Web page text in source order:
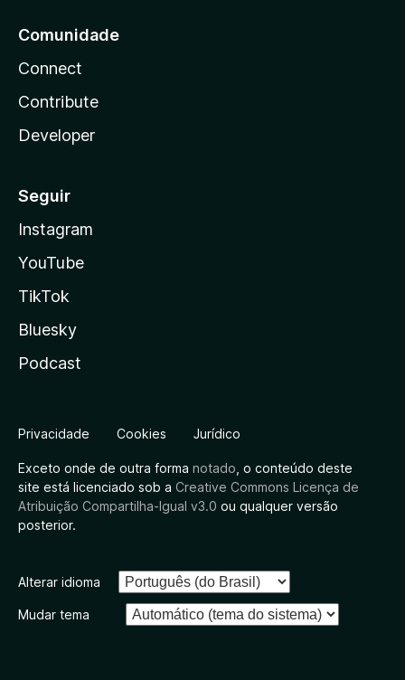
Comunidade
Connect
Contribute
Developer
Seguir
Instagram
YouTube
TikTok
Bluesky
Podcast
Privacidade Cookies Jurídico
Exceto onde de outra forma notado , o conteúdo deste
site está licenciado sob a Creative Commons Licença de
Atribuição Compartilha-Igual v3.0 ou qualquer versão
posterior.
Alterar idioma
Mudar tema